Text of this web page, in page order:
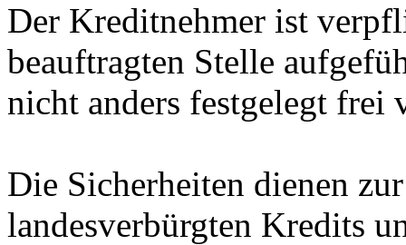
Der Kreditnehmer ist
beauftragten Stelle
nicht anders festgelegt frei
Die Sicherheiten dienen
landesverbürgten Kredits